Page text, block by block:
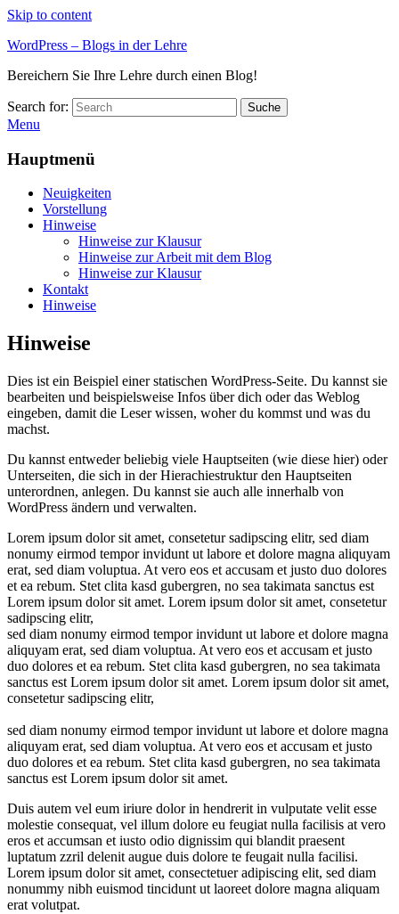
Skip to content
WordPress – Blogs in der Lehre
Bereichern Sie Ihre Lehre durch einen Blog!
Search for: Suche
Menu
Hauptmenü
Neuigkeiten
Vorstellung
Hinweise
Hinweise zur Klausur
Hinweise zur Arbeit mit dem Blog
Hinweise zur Klausur
Kontakt
Hinweise
Hinweise
Dies ist ein Beispiel einer statischen WordPress-Seite. Du kannst sie
bearbeiten und beispielsweise Infos über dich oder das Weblog
eingeben, damit die Leser wissen, woher du kommst und was du
machst.
Du kannst entweder beliebig viele Hauptseiten (wie diese hier) oder
Unterseiten, die sich in der Hierachiestruktur den Hauptseiten
unterordnen, anlegen. Du kannst sie auch alle innerhalb von
WordPress ändern und verwalten.
Lorem ipsum dolor sit amet, consetetur sadipscing elitr, sed diam
nonumy eirmod tempor invidunt ut labore et dolore magna aliquyam
erat, sed diam voluptua. At vero eos et accusam et justo duo dolores
et ea rebum. Stet clita kasd gubergren, no sea takimata sanctus est
Lorem ipsum dolor sit amet. Lorem ipsum dolor sit amet, consetetur
sadipscing elitr,
sed diam nonumy eirmod tempor invidunt ut labore et dolore magna
aliquyam erat, sed diam voluptua. At vero eos et accusam et justo
duo dolores et ea rebum. Stet clita kasd gubergren, no sea takimata
sanctus est Lorem ipsum dolor sit amet. Lorem ipsum dolor sit amet,
consetetur sadipscing elitr,
sed diam nonumy eirmod tempor invidunt ut labore et dolore magna
aliquyam erat, sed diam voluptua. At vero eos et accusam et justo
duo dolores et ea rebum. Stet clita kasd gubergren, no sea takimata
sanctus est Lorem ipsum dolor sit amet.
Duis autem vel eum iriure dolor in hendrerit in vulputate velit esse
molestie consequat, vel illum dolore eu feugiat nulla facilisis at vero
eros et accumsan et iusto odio dignissim qui blandit praesent
luptatum zzril delenit augue duis dolore te feugait nulla facilisi.
Lorem ipsum dolor sit amet, consectetuer adipiscing elit, sed diam
nonummy nibh euismod tincidunt ut laoreet dolore magna aliquam
erat volutpat.